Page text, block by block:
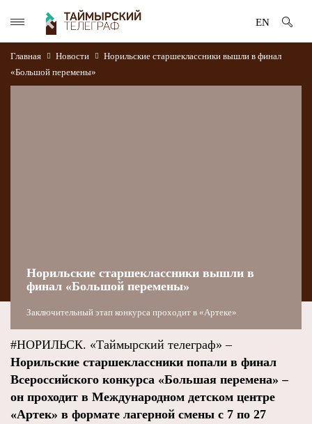
EN
Главная Новости
Норильские старшеклассники вышли в финал
«Большой перемены»
Норильские старшеклассники вышли в
финал «Большой перемены»
Заключительный этап конкурса проходит в «Артеке».
#НОРИЛЬСК. «Таймырский телеграф» –
Норильские старшеклассники попали в финал
Всероссийского конкурса «Большая перемена» –
он проходит в Международном детском центре
«Артек» в формате лагерной смены с 7 по 27